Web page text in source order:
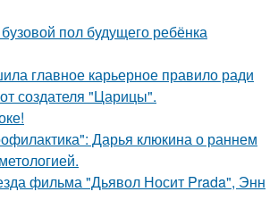
пол будущего ребёнка
главное карьерное правило ради
создателя "Царицы".
Дарья клюкина о раннем
фильма "Дьявол Носит Prada", Энн